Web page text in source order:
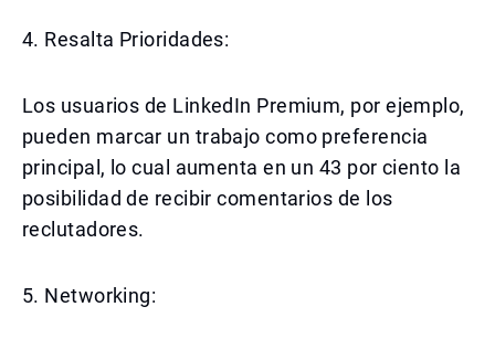
4. Resalta Prioridades:
Los usuarios de LinkedIn Premium, por ejemplo,
pueden marcar un trabajo como preferencia
principal, lo cual aumenta en un 43 por ciento la
posibilidad de recibir comentarios de los
reclutadores.
5. Networking: